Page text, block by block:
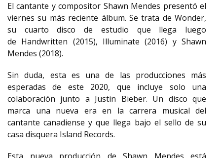
El cantante y compositor Shawn Mendes presentó el
viernes su más reciente álbum. Se trata de Wonder,
su cuarto disco de estudio que llega luego
de Handwritten (2015), Illuminate (2016) y Shawn
Mendes (2018).
Sin duda, esta es una de las producciones más
esperadas de este 2020, que incluye solo una
colaboración junto a Justin Bieber. Un disco que
marca una nueva era en la carrera musical del
cantante canadiense y que llega bajo el sello de su
casa disquera Island Records.